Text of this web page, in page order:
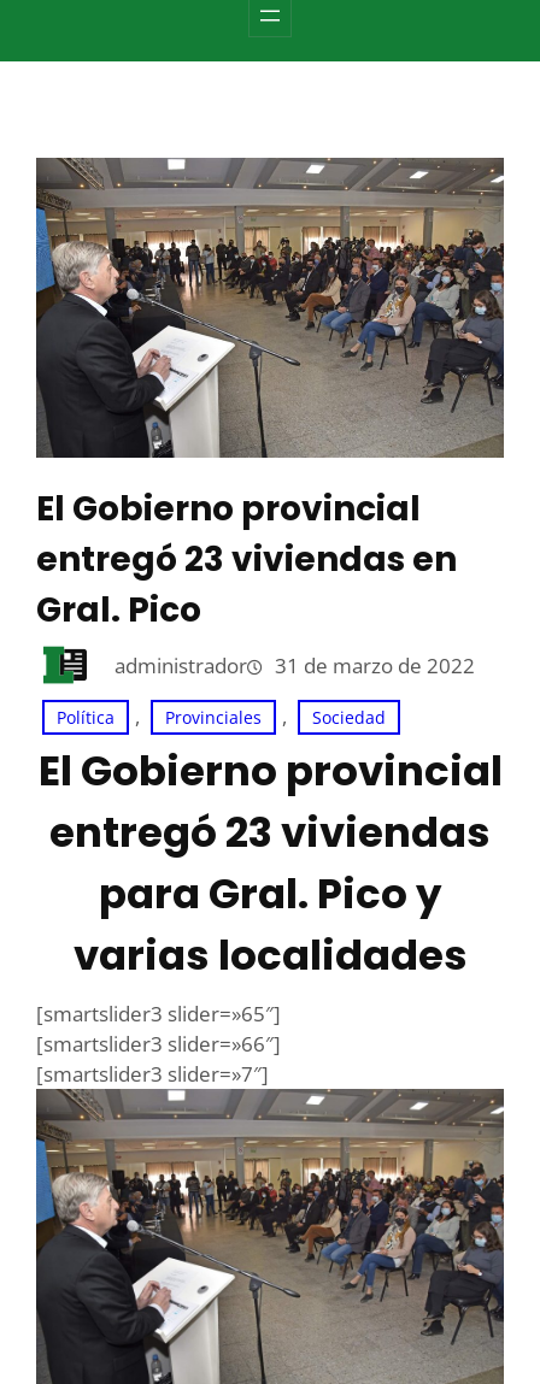
El Gobierno provincial
entregó 23 viviendas en
Gral. Pico
administrador 31 de marzo de 2022
Política , Provinciales , Sociedad
El Gobierno provincial
entregó 23 viviendas
para Gral. Pico y
varias localidades
[smartslider3 slider=»65″]
[smartslider3 slider=»66″]
[smartslider3 slider=»7″]